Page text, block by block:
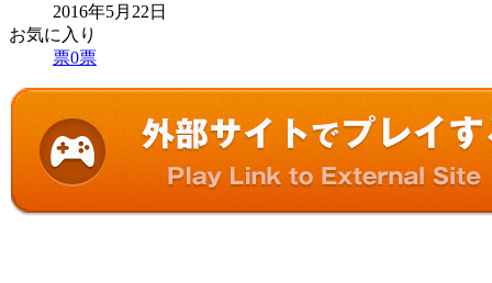
2016年5月22日
お気に入り
票0票